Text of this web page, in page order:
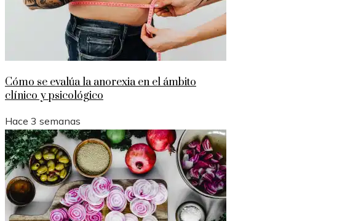
Cómo se evalúa la anorexia en el ámbito
clínico y psicológico
Hace 3 semanas